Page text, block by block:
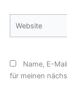
Name, E-
für meinen